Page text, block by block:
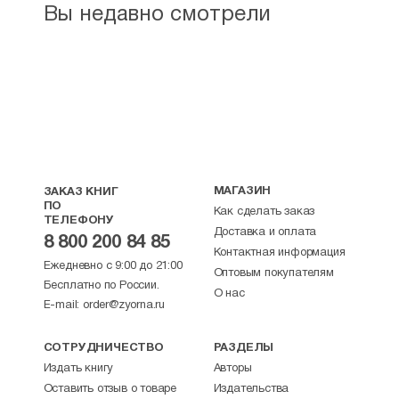
Вы недавно смотрели
ЗАКАЗ КНИГ
ПО
ТЕЛЕФОНУ
8 800 200 84 85
Ежедневно с 9:00 до 21:00
Бесплатно по России.
E-mail: order@zyorna.ru
МАГАЗИН
Как сделать заказ
Доставка и оплата
Контактная информация
Оптовым покупателям
О нас
СОТРУДНИЧЕСТВО
Издать книгу
Оставить отзыв о товаре
РАЗДЕЛЫ
Авторы
Издательства